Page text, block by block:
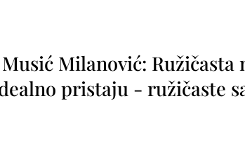
Milanović: Ružičasta
pristaju - ružičaste